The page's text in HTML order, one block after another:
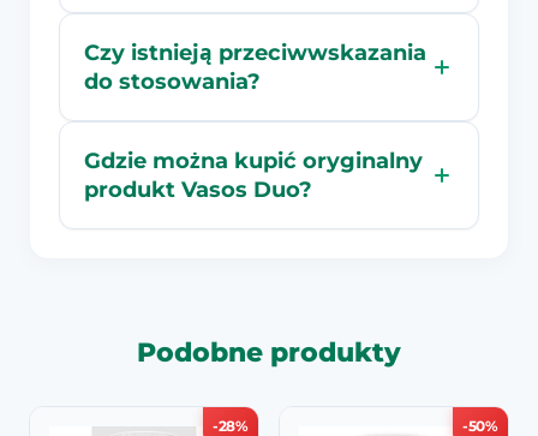
Czy istnieją przeciwwskazania
do stosowania?
Gdzie można kupić oryginalny
produkt Vasos Duo?
Podobne produkty
-28% -50%